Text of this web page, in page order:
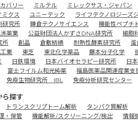
バリー ミルテル ミレックサス・ジャパン
ミクス ユニーテック ライフテクノロジーズ
研究所 鎌倉テクノサイエンス 機能性ペプチ
薬業 公益財団法人かずさDNA研究所 細胞
所 創晶 倉敷紡績 耐熱性酵素研究所
業 東芝 東北化学薬品 藤本分子化学
日鉄環境 日本バイオセラピー研究所 日
富士フイルム和光純薬 福島医薬品関連産業支
免疫生物研究所 IBL 免疫分析研究センター
ら探す
トランスクリプトーム解析 タンパク質解析
・保管 機能解析/スクリーニング/検出 情報